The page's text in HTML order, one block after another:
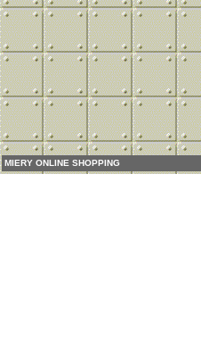
MIERY ONLINE SHOPPING